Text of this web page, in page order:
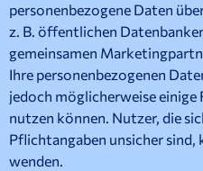
personenbezogene Daten
z. B. öffentlichen
gemeinsamen
Ihre personenbezogenen
jedoch möglicherweise
nutzen können. Nutzer, die
Pflichtangaben unsicher sind,
wenden.